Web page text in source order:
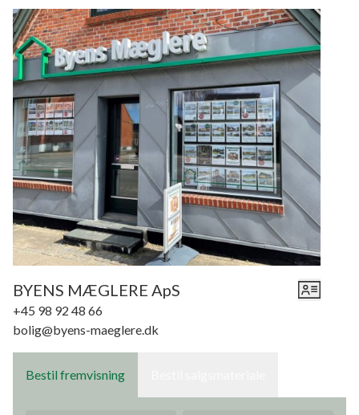
BYENS MÆGLERE ApS
+45 98 92 48 66
bolig@byens-maeglere.dk
Bestil fremvisning